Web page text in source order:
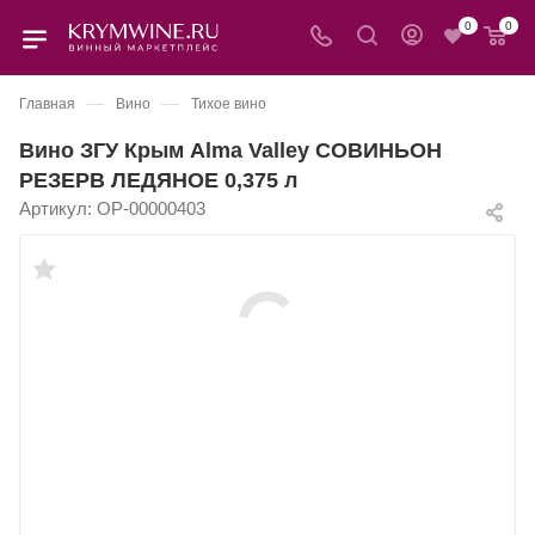
0 0
Главная — Вино — Тихое вино
Вино ЗГУ Крым Alma Valley СОВИНЬОН
РЕЗЕРВ ЛЕДЯНОЕ 0,375 л
Артикул: OP-00000403